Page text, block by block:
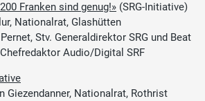
Franken sind genug!» (SRG-Initiative)
Nationalrat, Glashütten
Stv. Generaldirektor SRG und Beat
Audio/Digital SRF
Giezendanner, Nationalrat, Rothrist